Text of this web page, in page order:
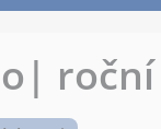
roční